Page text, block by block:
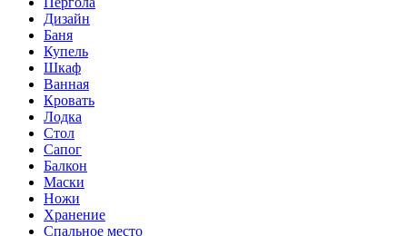
Дизайн
Баня
Купель
Шкаф
Ванная
Кровать
Лодка
Стол
Сапог
Балкон
Маски
Ножи
Хранение
Спальное место